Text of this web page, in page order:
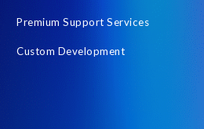
Premium Support Services
Custom Development